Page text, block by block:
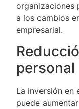
organizaciones
a los cambios
empresarial.
personal
La inversión en
puede